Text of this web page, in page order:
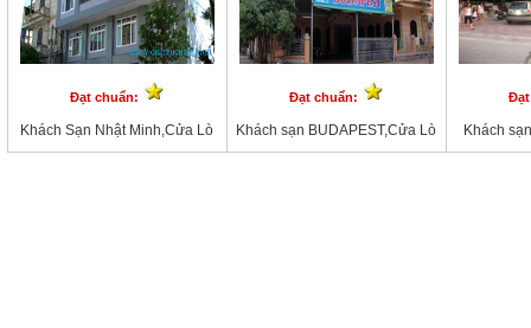
Đạt chuẩn:
Khách Sạn Nhật Minh,Cửa Lò
Đạt chuẩn:
Khách sạn BUDAPEST,Cửa Lò Khách